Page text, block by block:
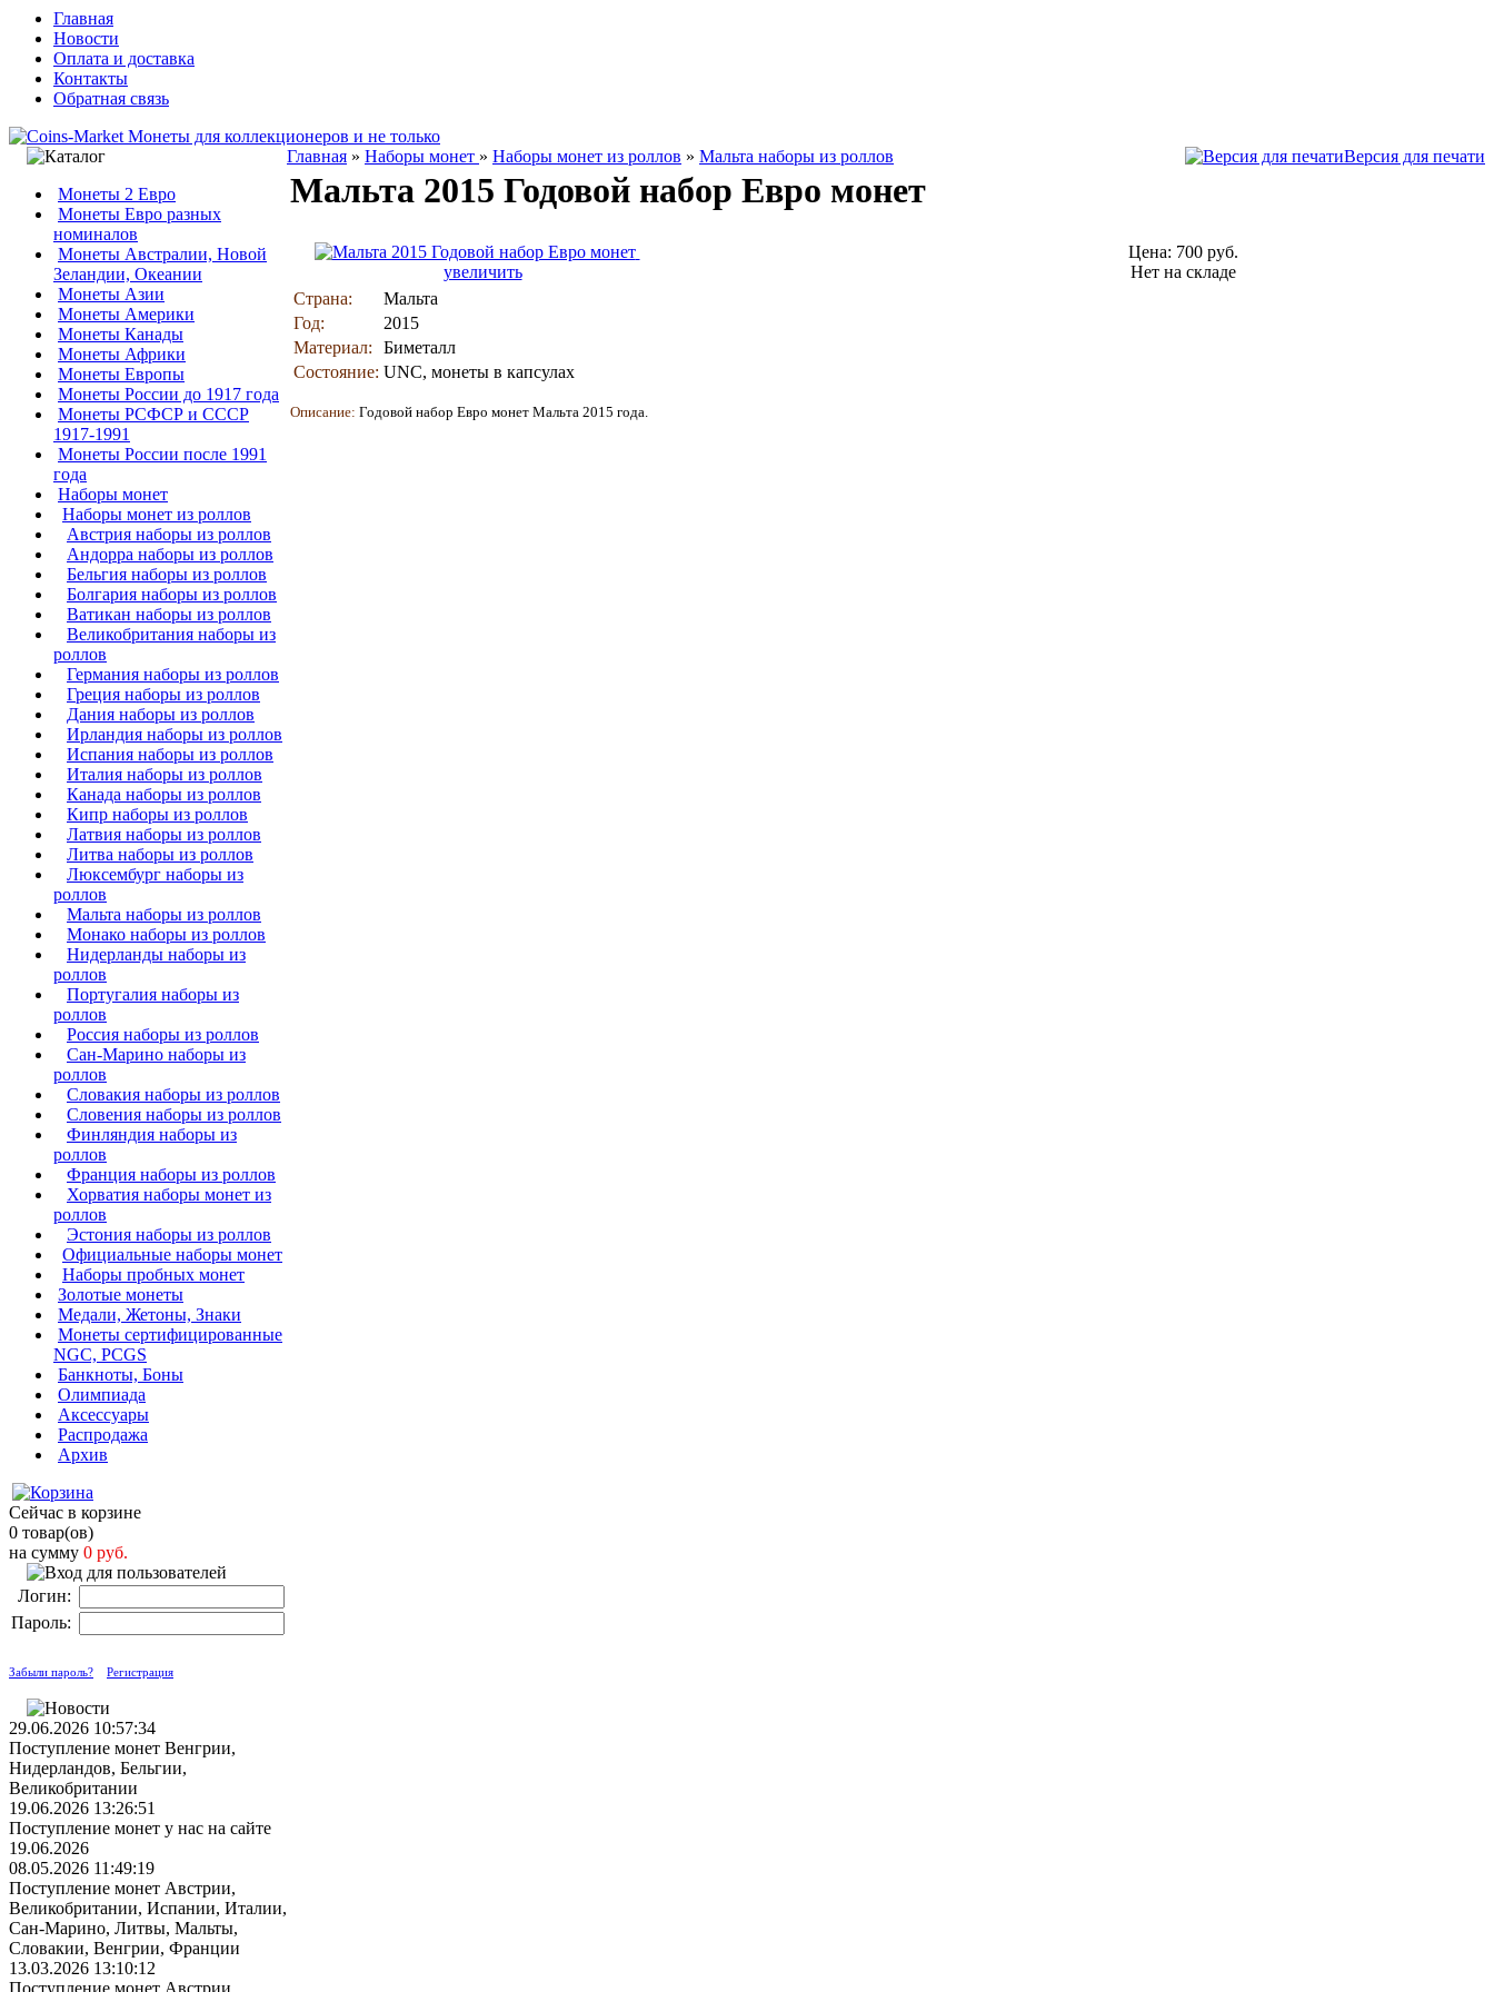
Главная
Новости
Оплата и доставка
Контакты
Обратная связь
Монеты 2 Евро
Монеты Евро разных
номиналов
Монеты Австралии, Новой
Зеландии, Океании
Монеты Азии
Монеты Америки
Монеты Канады
Монеты Африки
Монеты Европы
Монеты России до 1917 года
Монеты РСФСР и СССР
1917-1991
Монеты России после 1991
года
Наборы монет
Наборы монет из роллов
Австрия наборы из роллов
Андорра наборы из роллов
Бельгия наборы из роллов
Болгария наборы из роллов
Ватикан наборы из роллов
Великобритания наборы из
роллов
Германия наборы из роллов
Греция наборы из роллов
Дания наборы из роллов
Ирландия наборы из роллов
Испания наборы из роллов
Италия наборы из роллов
Канада наборы из роллов
Кипр наборы из роллов
Латвия наборы из роллов
Литва наборы из роллов
Люксембург наборы из
роллов
Мальта наборы из роллов
Монако наборы из роллов
Нидерланды наборы из
роллов
Португалия наборы из
роллов
Россия наборы из роллов
Сан-Марино наборы из
роллов
Словакия наборы из роллов
Словения наборы из роллов
Финляндия наборы из
роллов
Франция наборы из роллов
Хорватия наборы монет из
роллов
Эстония наборы из роллов
Официальные наборы монет
Наборы пробных монет
Золотые монеты
Медали, Жетоны, Знаки
Монеты сертифицированные
NGC, PCGS
Банкноты, Боны
Олимпиада
Аксессуары
Распродажа
Архив
Сейчас в корзине
0 товар(ов)
на сумму 0 руб.
Логин:
Пароль:
Забыли пароль? Регистрация
29.06.2026 10:57:34
Поступление монет Венгрии,
Нидерландов, Бельгии,
Великобритании
19.06.2026 13:26:51
Поступление монет у нас на сайте
19.06.2026
08.05.2026 11:49:19
Поступление монет Австрии,
Великобритании, Испании, Италии,
Сан-Марино, Литвы, Мальты,
Словакии, Венгрии, Франции
13.03.2026 13:10:12
Поступление монет Австрии,
Главная » Наборы монет » Наборы монет из роллов » Мальта наборы из роллов Версия для печати
Мальта 2015 Годовой набор Евро монет
увеличить
Цена: 700 руб.
Нет на складе
Страна:
Мальта
Год:
2015
Материал:
Биметалл
Состояние: UNC, монеты в капсулах
Описание: Годовой набор Евро монет Мальта 2015 года.